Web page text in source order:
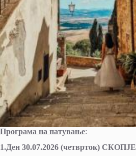
Програма на патување:
1.Ден 30.07.2026 (четврток) СКОПЈЕ